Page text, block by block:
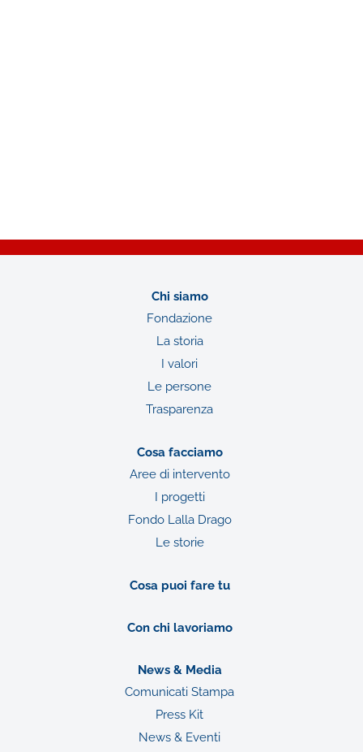
Chi siamo
Fondazione
La storia
I valori
Le persone
Trasparenza
Cosa facciamo
Aree di intervento
I progetti
Fondo Lalla Drago
Le storie
Cosa puoi fare tu
Con chi lavoriamo
News & Media
Comunicati Stampa
Press Kit
News & Eventi